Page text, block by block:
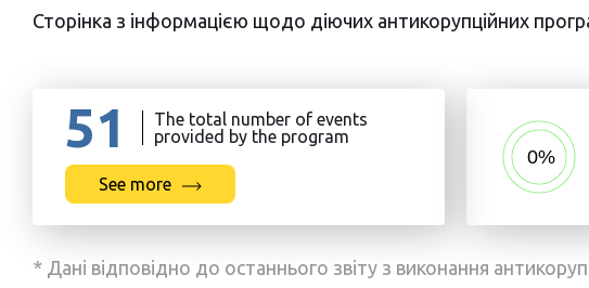
Сторінка з інформацією щодо діючих антикорупційних
51
The total number of events
provided by the program
See more
* Дані відповідно до останнього звіту з виконання